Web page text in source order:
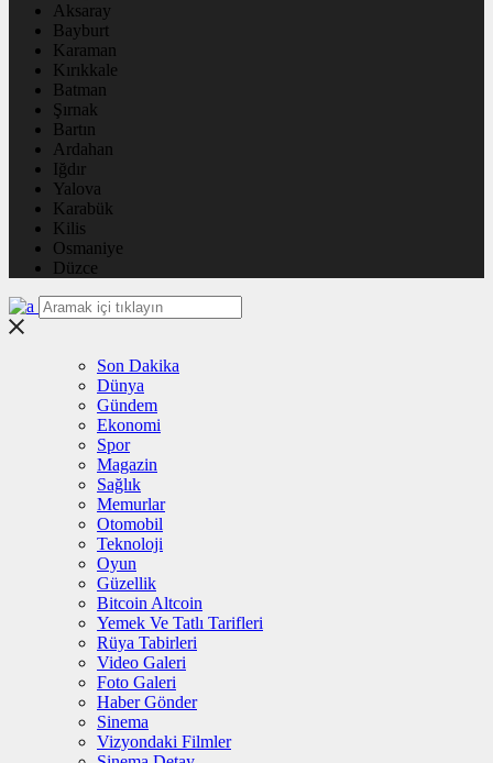
Aksaray
Bayburt
Karaman
Kırıkkale
Batman
Şırnak
Bartın
Ardahan
Iğdır
Yalova
Karabük
Kilis
Osmaniye
Düzce
Son Dakika
Dünya
Gündem
Ekonomi
Spor
Magazin
Sağlık
Memurlar
Otomobil
Teknoloji
Oyun
Güzellik
Bitcoin Altcoin
Yemek Ve Tatlı Tarifleri
Rüya Tabirleri
Video Galeri
Foto Galeri
Haber Gönder
Sinema
Vizyondaki Filmler